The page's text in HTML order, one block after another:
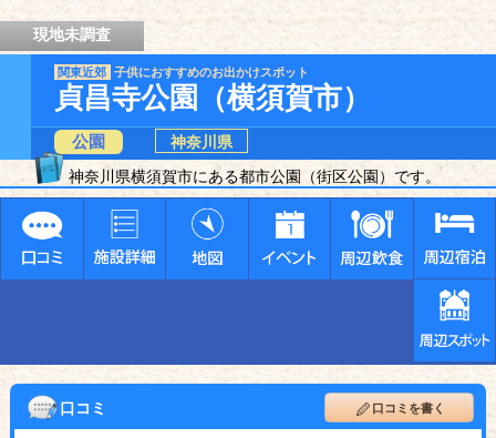
現地未調査
関東近郊 子供におすすめのお出かけスポット
貞昌寺公園（横須賀市）
公園
神奈川県
神奈川県横須賀市にある都市公園（街区公園）です。
口コミ 口コミを書く